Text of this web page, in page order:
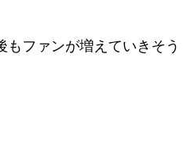
ファンが増えていきそう